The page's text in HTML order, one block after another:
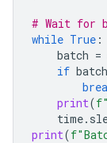
# Wait for
while True :
batch =
if batch
print(f
time.
print(f